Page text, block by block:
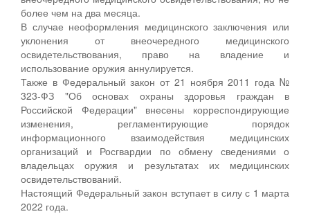
более чем на два месяца.
В случае неоформления медицинского заключения или
уклонения от внеочередного медицинского
освидетельствования, право на владение и
использование оружия аннулируется.
Также в Федеральный закон от 21 ноября 2011 года №
323-ФЗ "Об основах охраны здоровья граждан в
Российской Федерации" внесены корреспондирующие
изменения, регламентирующие порядок
информационного взаимодействия медицинских
организаций и Росгвардии по обмену сведениями о
владельцах оружия и результатах их медицинских
освидетельствований.
Настоящий Федеральный закон вступает в силу с 1 марта
2022 года.